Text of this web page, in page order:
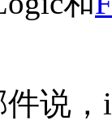
说，